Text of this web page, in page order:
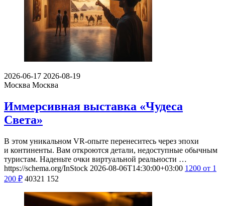
2026-06-17 2026-08-19
Москва Москва
Иммерсивная выставка «Чудеса
Света»
В этом уникальном VR-опыте перенеситесь через эпохи
и континенты. Вам откроются детали, недоступные обычным
туристам. Наденьте очки виртуальной реальности …
https://schema.org/InStock 2026-08-06T14:30:00+03:00 1200 от 1
200 ₽ 40321 152